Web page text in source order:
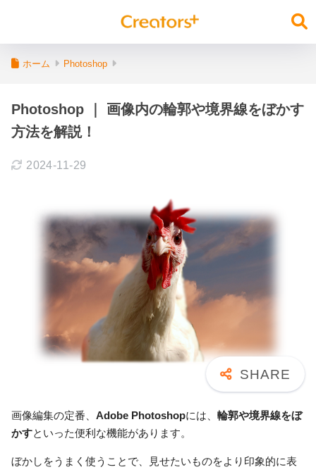
ホーム Photoshop
Photoshop ｜ 画像内の輪郭や境界線をぼかす
方法を解説！
2024-11-29
画像編集の定番、 Adobe Photoshopには、 輪郭や境界線をぼ
かすといった便利な機能があります。
ぼかしをうまく使うことで、見せたいものをより印象的に表